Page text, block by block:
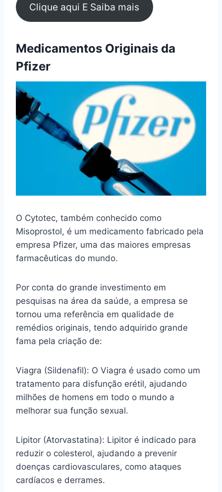
Clique aqui E Saiba mais
Medicamentos Originais da
Pfizer
O Cytotec, também conhecido como
Misoprostol, é um medicamento fabricado pela
empresa Pfizer, uma das maiores empresas
farmacêuticas do mundo.
Por conta do grande investimento em
pesquisas na área da saúde, a empresa se
tornou uma referência em qualidade de
remédios originais, tendo adquirido grande
fama pela criação de:
Viagra (Sildenafil): O Viagra é usado como um
tratamento para disfunção erétil, ajudando
milhões de homens em todo o mundo a
melhorar sua função sexual.
Lipitor (Atorvastatina): Lipitor é indicado para
reduzir o colesterol, ajudando a prevenir
doenças cardiovasculares, como ataques
cardíacos e derrames.